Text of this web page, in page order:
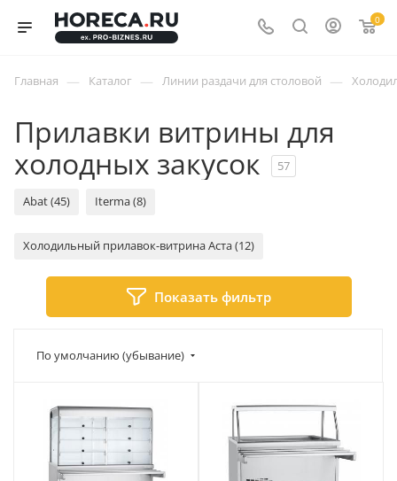
0
Главная — Каталог — Линии раздачи для столовой —
Прилавки витрины для
холодных закусок
57
Abat (45) Iterma (8)
Холодильный прилавок-витрина Аста (12)
Показать фильтр
По умолчанию (убывание)